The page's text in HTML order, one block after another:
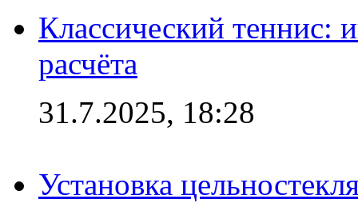
Классический теннис:
расчёта
31.7.2025, 18:28
Установка